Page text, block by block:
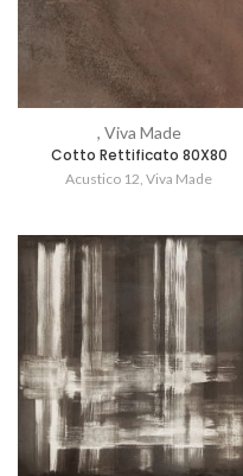
, Viva Made
Cotto Rettificato 80X80
Acustico 12, Viva Made